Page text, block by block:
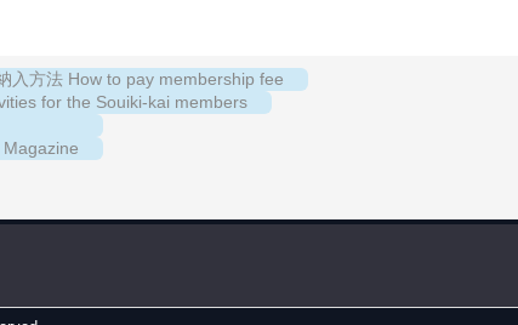
入方法 How to pay membership fee
for the Souiki-kai members